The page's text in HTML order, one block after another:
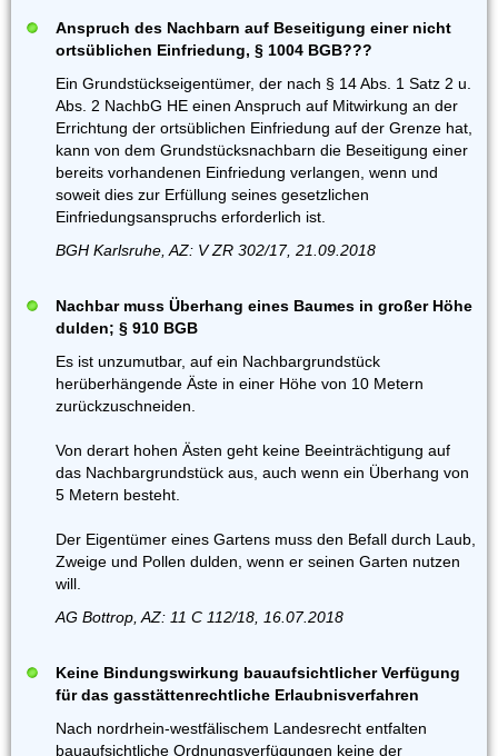
Anspruch des Nachbarn auf Beseitigung einer nicht
ortsüblichen Einfriedung, § 1004 BGB???
Ein Grundstückseigentümer, der nach § 14 Abs. 1 Satz 2 u.
Abs. 2 NachbG HE einen Anspruch auf Mitwirkung an der
Errichtung der ortsüblichen Einfriedung auf der Grenze hat,
kann von dem Grundstücksnachbarn die Beseitigung einer
bereits vorhandenen Einfriedung verlangen, wenn und
soweit dies zur Erfüllung seines gesetzlichen
Einfriedungsanspruchs erforderlich ist.
BGH Karlsruhe, AZ: V ZR 302/17, 21.09.2018
Nachbar muss Überhang eines Baumes in großer Höhe
dulden; § 910 BGB
Es ist unzumutbar, auf ein Nachbargrundstück
herüberhängende Äste in einer Höhe von 10 Metern
zurückzuschneiden.
Von derart hohen Ästen geht keine Beeinträchtigung auf
das Nachbargrundstück aus, auch wenn ein Überhang von
5 Metern besteht.
Der Eigentümer eines Gartens muss den Befall durch Laub,
Zweige und Pollen dulden, wenn er seinen Garten nutzen
will.
AG Bottrop, AZ: 11 C 112/18, 16.07.2018
Keine Bindungswirkung bauaufsichtlicher Verfügung
für das gasstättenrechtliche Erlaubnisverfahren
Nach nordrhein-westfälischem Landesrecht entfalten
bauaufsichtliche Ordnungsverfügungen keine der